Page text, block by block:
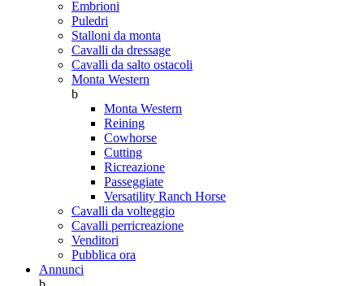
Embrioni
Puledri
Stalloni da monta
Cavalli da dressage
Cavalli da salto ostacoli
Monta Western
b
Monta Western
Reining
Cowhorse
Cutting
Ricreazione
Passeggiate
Versatility Ranch Horse
Cavalli da volteggio
Cavalli perricreazione
Venditori
Pubblica ora
Annunci